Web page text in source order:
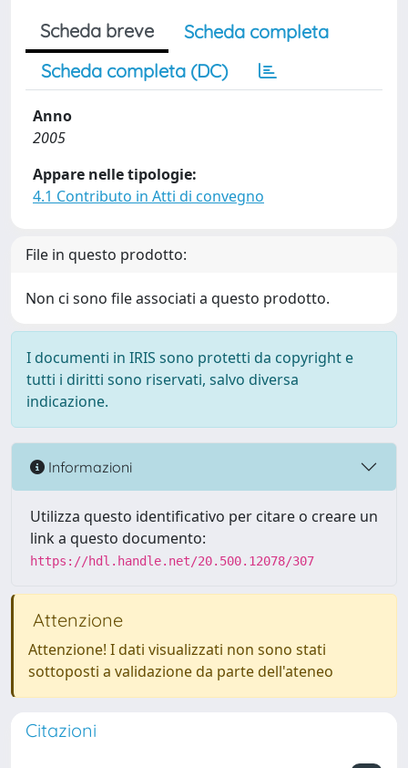
Scheda breve
Scheda completa
Scheda completa (DC)
Anno
2005
Appare nelle tipologie:
4.1 Contributo in Atti di convegno
File in questo prodotto:
Non ci sono file associati a questo prodotto.
I documenti in IRIS sono protetti da copyright e
tutti i diritti sono riservati, salvo diversa
indicazione.
Informazioni
Utilizza questo identificativo per citare o creare un
link a questo documento:
https://hdl.handle.net/20.500.12078/307
Attenzione
Attenzione! I dati visualizzati non sono stati
sottoposti a validazione da parte dell'ateneo
Citazioni